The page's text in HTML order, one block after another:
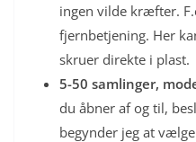
ingen vilde kræfter.
fjernbetjening. Her
skruer direkte i plast.
5-50 samlinger,
du åbner af og til,
begynder jeg at